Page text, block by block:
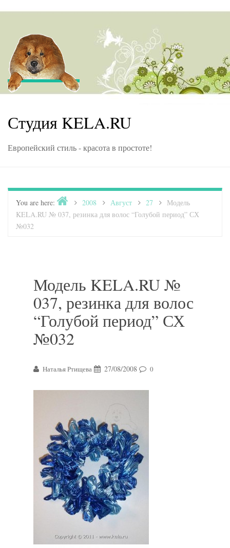
Студия KELA.RU
Европейский стиль - красота в простоте!
You are here: Home2008 Август 27
Модель
KELA.RU № 037, резинка для волос “Голубой период” СХ
№032
Модель KELA.RU №
037, резинка для волос
“Голубой период” СХ
№032
Наталья Ртищева 27/08/2008 0